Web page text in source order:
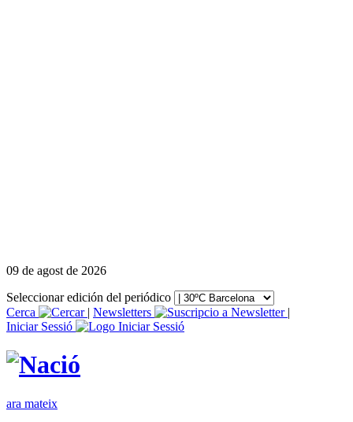
09 de agost de 2026
Seleccionar edición del periódico
Cerca
| Newsletters
|
Iniciar Sessió
ara mateix